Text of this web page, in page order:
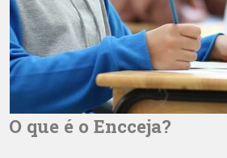
O que é o Encceja?